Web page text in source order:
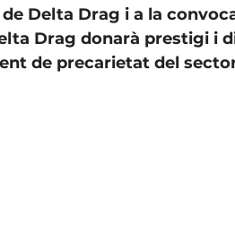
Delta Drag i a la
Drag donarà prestigi i
de precarietat del